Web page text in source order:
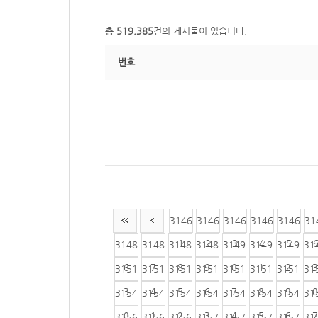
총 519,385건의 게시물이 있습니다.
번호
3146
1
3146
2
3146
3
3146
4
3146
5 6
3148
6
3148
7
3148
8
3148
9
3149
0
3149
1
3149
2 3
3151
3
3151
4
3151
5
3151
6
3151
7
3151
8
3151
9 0
3154
0
3154
1
3154
2
3154
3
3154
4
3154
5
3154
6 7